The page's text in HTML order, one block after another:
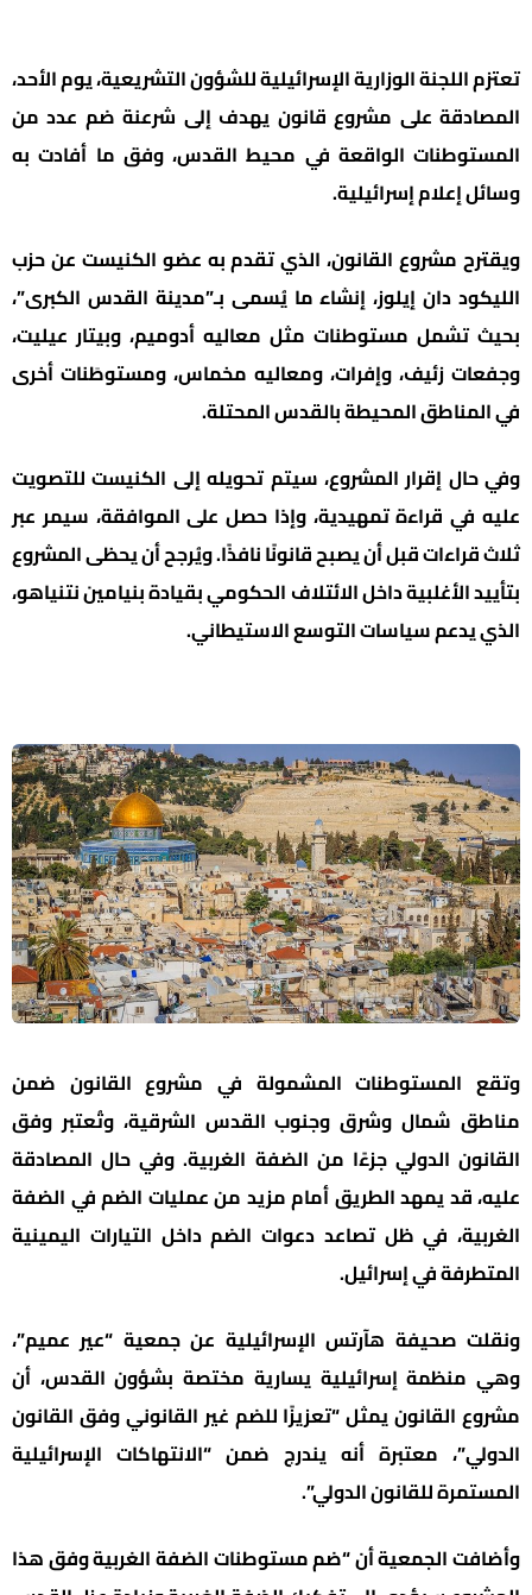
تعتزم اللجنة الوزارية الإسرائيلية للشؤون التشريعية، يوم الأحد،
المصادقة على مشروع قانون يهدف إلى شرعنة ضم عدد من
المستوطنات الواقعة في محيط القدس، وفق ما أفادت به
وسائل إعلام إسرائيلية.
ويقترح مشروع القانون، الذي تقدم به عضو الكنيست عن حزب
الليكود دان إيلوز، إنشاء ما يُسمى بـ”مدينة القدس الكبرى”،
بحيث تشمل مستوطنات مثل معاليه أدوميم، وبيتار عيليت،
وجفعات زئيف، وإفرات، ومعاليه مخماس، ومستوطَنات أخرى
في المناطق المحيطة بالقدس المحتلة.
وفي حال إقرار المشروع، سيتم تحويله إلى الكنيست للتصويت
عليه في قراءة تمهيدية، وإذا حصل على الموافقة، سيمر عبر
ثلاث قراءات قبل أن يصبح قانونًا نافذًا. ويُرجح أن يحظى المشروع
بتأييد الأغلبية داخل الائتلاف الحكومي بقيادة بنيامين نتنياهو،
الذي يدعم سياسات التوسع الاستيطاني.
وتقع المستوطنات المشمولة في مشروع القانون ضمن
مناطق شمال وشرق وجنوب القدس الشرقية، وتُعتبر وفق
القانون الدولي جزءًا من الضفة الغربية. وفي حال المصادقة
عليه، قد يمهد الطريق أمام مزيد من عمليات الضم في الضفة
الغربية، في ظل تصاعد دعوات الضم داخل التيارات اليمينية
المتطرفة في إسرائيل.
ونقلت صحيفة هآرتس الإسرائيلية عن جمعية “عير عميم”،
وهي منظمة إسرائيلية يسارية مختصة بشؤون القدس، أن
مشروع القانون يمثل “تعزيزًا للضم غير القانوني وفق القانون
الدولي”، معتبرة أنه يندرج ضمن “الانتهاكات الإسرائيلية
المستمرة للقانون الدولي”.
وأضافت الجمعية أن “ضم مستوطنات الضفة الغربية وفق هذا